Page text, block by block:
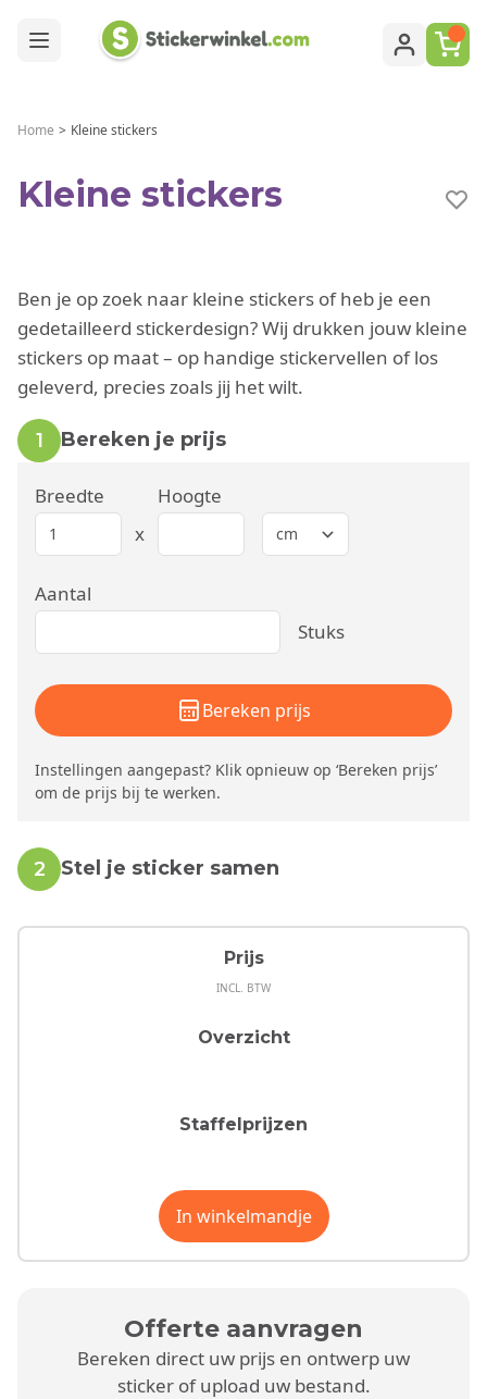
Home > Kleine stickers
Kleine stickers
Ben je op zoek naar kleine stickers of heb je een
gedetailleerd stickerdesign? Wij drukken jouw kleine
stickers op maat – op handige stickervellen of los
geleverd, precies zoals jij het wilt.
1 Bereken je prijs
Breedte
x
Hoogte
Aantal
Stuks
Bereken prijs
Instellingen aangepast? Klik opnieuw op ‘Bereken prijs’
om de prijs bij te werken.
2 Stel je sticker samen
Prijs
INCL. BTW
Overzicht
Staffelprijzen
In winkelmandje
Offerte aanvragen
Bereken direct uw prijs en ontwerp uw
sticker of upload uw bestand.